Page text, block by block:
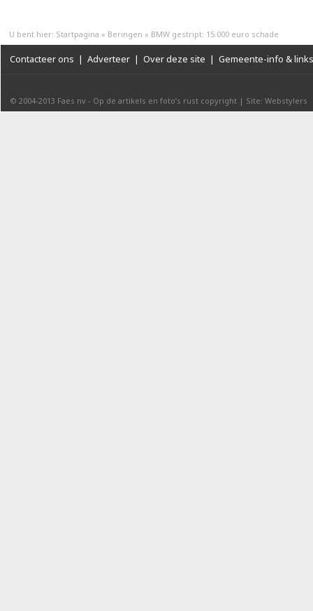
U bent hier: Startpagina » Beringen » BMW gestript: 15.000 euro schade
Contacteer ons | Adverteer | Over deze site | Gemeente-info & links
© 2004-2013 Faes nv - Op de artikels en foto’s rust copyright | Site: Webstylers